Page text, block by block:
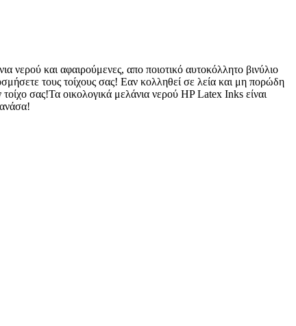
νερού και αφαιρούμενες, απο ποιοτικό αυτοκόλλητο βινύλιο
τους τοίχους σας! Εαν κολληθεί σε λεία και μη πορώδη
σας!Τα οικολογικά μελάνια νερού HP Latex Inks είναι